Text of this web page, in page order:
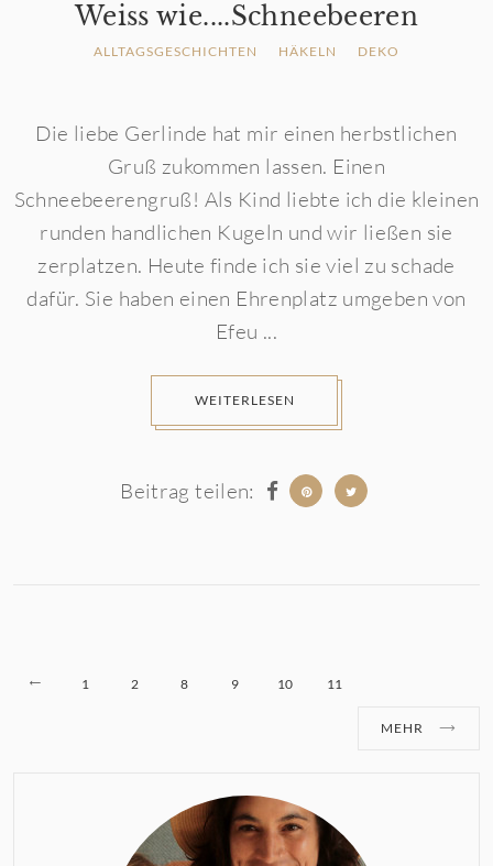
Weiss wie....Schneebeeren
ALLTAGSGESCHICHTEN HÄKELN DEKO
Die liebe Gerlinde hat mir einen herbstlichen
Gruß zukommen lassen. Einen
Schneebeerengruß! Als Kind liebte ich die kleinen
runden handlichen Kugeln und wir ließen sie
zerplatzen. Heute finde ich sie viel zu schade
dafür. Sie haben einen Ehrenplatz umgeben von
Efeu ...
WEITERLESEN
Beitrag teilen:
1 2 8 9 10 11
MEHR